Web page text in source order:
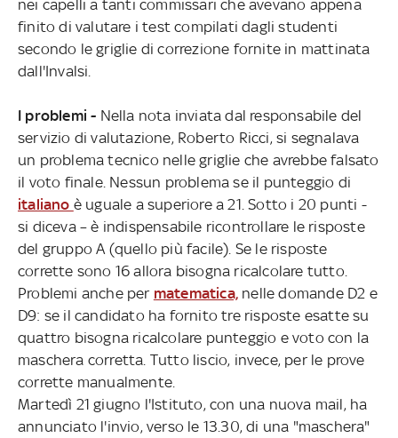
nei capelli a tanti commissari che avevano appena
finito di valutare i test compilati dagli studenti
secondo le griglie di correzione fornite in mattinata
dall'Invalsi.
I problemi - Nella nota inviata dal responsabile del
servizio di valutazione, Roberto Ricci, si segnalava
un problema tecnico nelle griglie che avrebbe falsato
il voto finale. Nessun problema se il punteggio di
italiano è uguale a superiore a 21. Sotto i 20 punti -
si diceva – è indispensabile ricontrollare le risposte
del gruppo A (quello più facile). Se le risposte
corrette sono 16 allora bisogna ricalcolare tutto.
Problemi anche per matematica, nelle domande D2 e
D9: se il candidato ha fornito tre risposte esatte su
quattro bisogna ricalcolare punteggio e voto con la
maschera corretta. Tutto liscio, invece, per le prove
corrette manualmente.
Martedì 21 giugno l'Istituto, con una nuova mail, ha
annunciato l'invio, verso le 13.30, di una "maschera"